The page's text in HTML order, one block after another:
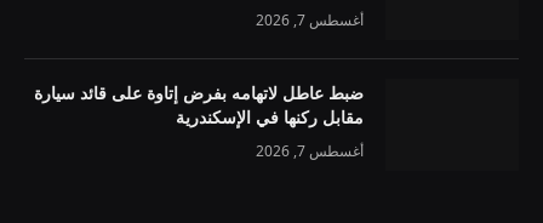
أغسطس 7, 2026
ضبط عاطل لاتهامه بفرض إتاوة على قائد سيارة
مقابل ركنها في الإسكندرية
أغسطس 7, 2026